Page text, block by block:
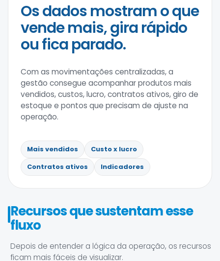
Os dados mostram o que
vende mais, gira rápido
ou fica parado.
Com as movimentações centralizadas, a
gestão consegue acompanhar produtos mais
vendidos, custos, lucro, contratos ativos, giro de
estoque e pontos que precisam de ajuste na
operação.
Mais vendidos
Custo x lucro
Contratos ativos
Indicadores
Recursos que sustentam esse
fluxo
Depois de entender a lógica da operação, os recursos
ficam mais fáceis de visualizar.